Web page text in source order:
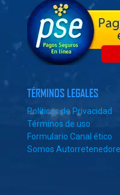
TÉRMINOS LEGALES
Políticas de Privacidad
Términos de uso
Formulario Canal ético
Somos